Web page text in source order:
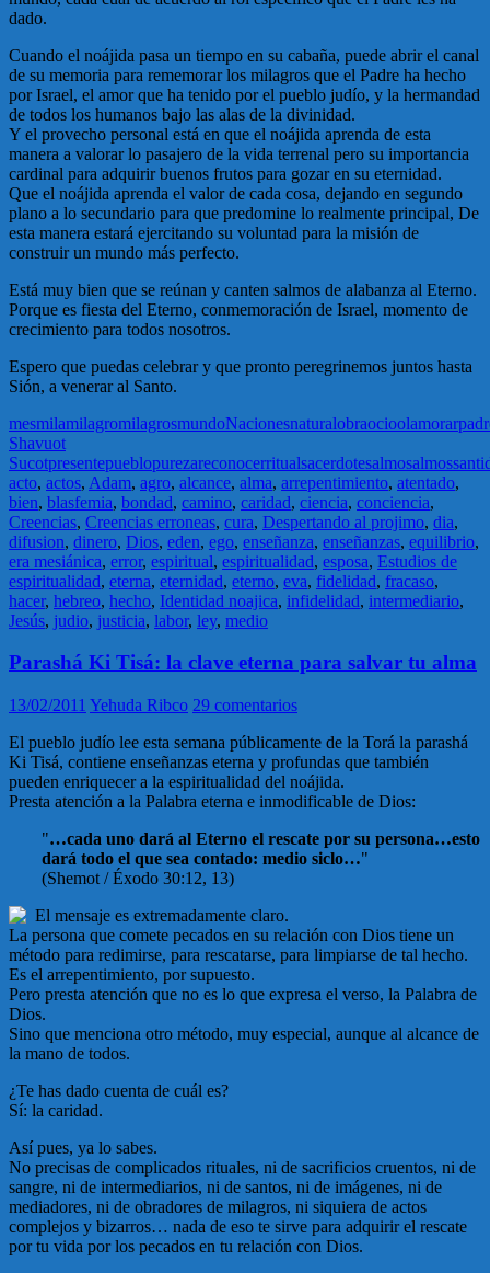
dado.
Cuando el noájida pasa un tiempo en su cabaña, puede abrir el canal
de su memoria para rememorar los milagros que el Padre ha hecho
por Israel, el amor que ha tenido por el pueblo judío, y la hermandad
de todos los humanos bajo las alas de la divinidad.
Y el provecho personal está en que el noájida aprenda de esta
manera a valorar lo pasajero de la vida terrenal pero su importancia
cardinal para adquirir buenos frutos para gozar en su eternidad.
Que el noájida aprenda el valor de cada cosa, dejando en segundo
plano a lo secundario para que predomine lo realmente principal, De
esta manera estará ejercitando su voluntad para la misión de
construir un mundo más perfecto.
Está muy bien que se reúnan y canten salmos de alabanza al Eterno.
Porque es fiesta del Eterno, conmemoración de Israel, momento de
crecimiento para todos nosotros.
Espero que puedas celebrar y que pronto peregrinemos juntos hasta
Sión, a venerar al Santo.
mesmilamilagromilagrosmundoNacionesnaturalobraocioolamorar
Shavuot
Sucotpresentepueblopurezareconocerritualsacerdotesalmosalmos
acto, actos, Adam, agro, alcance, alma, arrepentimiento, atentado,
bien, blasfemia, bondad, camino, caridad, ciencia, conciencia,
Creencias, Creencias erroneas, cura, Despertando al projimo, dia,
difusion, dinero, Dios, eden, ego, enseñanza, enseñanzas, equilibrio,
era mesiánica, error, espiritual, espiritualidad, esposa, Estudios de
espiritualidad, eterna, eternidad, eterno, eva, fidelidad, fracaso,
hacer, hebreo, hecho, Identidad noajica, infidelidad, intermediario,
Jesús, judio, justicia, labor, ley, medio
Parashá Ki Tisá: la clave eterna para salvar tu alma
13/02/2011 Yehuda Ribco 29 comentarios
El pueblo judío lee esta semana públicamente de la Torá la parashá
Ki Tisá, contiene enseñanzas eterna y profundas que también
pueden enriquecer a la espiritualidad del noájida.
Presta atención a la Palabra eterna e inmodificable de Dios:
"…cada uno dará al Eterno el rescate por su persona…esto
dará todo el que sea contado: medio siclo…"
(Shemot / Éxodo 30:12, 13)
El mensaje es extremadamente claro.
La persona que comete pecados en su relación con Dios tiene un
método para redimirse, para rescatarse, para limpiarse de tal hecho.
Es el arrepentimiento, por supuesto.
Pero presta atención que no es lo que expresa el verso, la Palabra de
Dios.
Sino que menciona otro método, muy especial, aunque al alcance de
la mano de todos.
¿Te has dado cuenta de cuál es?
Sí: la caridad.
Así pues, ya lo sabes.
No precisas de complicados rituales, ni de sacrificios cruentos, ni de
sangre, ni de intermediarios, ni de santos, ni de imágenes, ni de
mediadores, ni de obradores de milagros, ni siquiera de actos
complejos y bizarros… nada de eso te sirve para adquirir el rescate
por tu vida por los pecados en tu relación con Dios.